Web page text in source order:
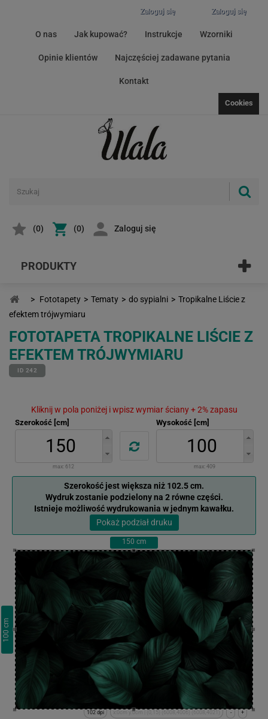
Zaloguj się
Zaloguj się
O nas Jak kupować? Instrukcje Wzorniki
Opinie klientów Najczęściej zadawane pytania
Kontakt
Cookies
(0) (0) Zaloguj się
PRODUKTY
> Fototapety > Tematy > do sypialni > Tropikalne Liście z
efektem trójwymiaru
FOTOTAPETA TROPIKALNE LIŚCIE Z
EFEKTEM TRÓJWYMIARU
ID 242
Kliknij w pola poniżej i wpisz wymiar ściany + 2% zapasu
Szerokość [cm]
max: 612
Wysokość [cm]
max: 409
Szerokość jest większa niż 102.5 cm.
Wydruk zostanie podzielony na 2 równe części.
Istnieje możliwość wydrukowania w jednym kawałku.
Pokaż podział druku
150 cm
100
cm
+
-
x:0cm y:0cm | (0,15) (6008,4006) (6008,4021)
102 dpi